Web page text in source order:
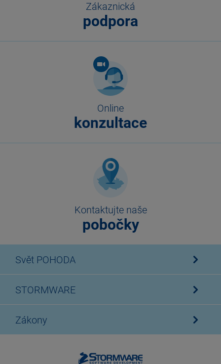
Zákaznická
podpora
Online
konzultace
Kontaktujte naše
pobočky
Svět POHODA
STORMWARE
Zákony